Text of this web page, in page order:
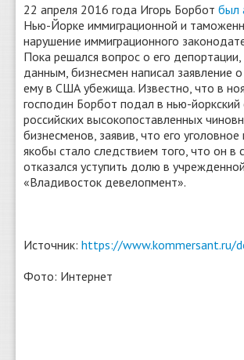
22 апреля 2016 года Игорь Борбот был
Нью-Йорке иммиграционной и
нарушение иммиграционного
Пока решался вопрос о его
данным, бизнесмен написал заявление
ему в США убежища. Известно, что в
господин Борбот подал в нью-йоркский
российских высокопоставленных
бизнесменов, заявив, что его
якобы стало следствием того, что он в
отказался уступить долю в
«Владивосток девелопмент».
Источник: https://www.kommersant.ru/
Фото: Интернет